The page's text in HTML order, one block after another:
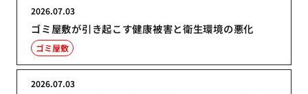
ゴミ屋敷が引き起こす健康被害と衛生環境の悪化
2026.07.03
ゴミ屋敷
2026.07.03